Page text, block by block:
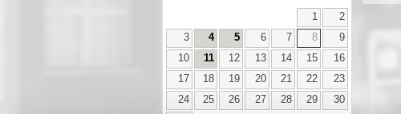
1
2
3
4 5 6 7 8
9
10
11 12 13 14 15
16
17
18 19 20 21 22
23
24
25 26 27 28 29
30